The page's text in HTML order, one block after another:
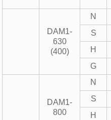
DAM1-
630
(400)
N
S
H
G
DAM1-
800
N
S
H